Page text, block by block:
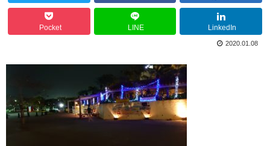
Pocket LINE LinkedIn
2020.01.08